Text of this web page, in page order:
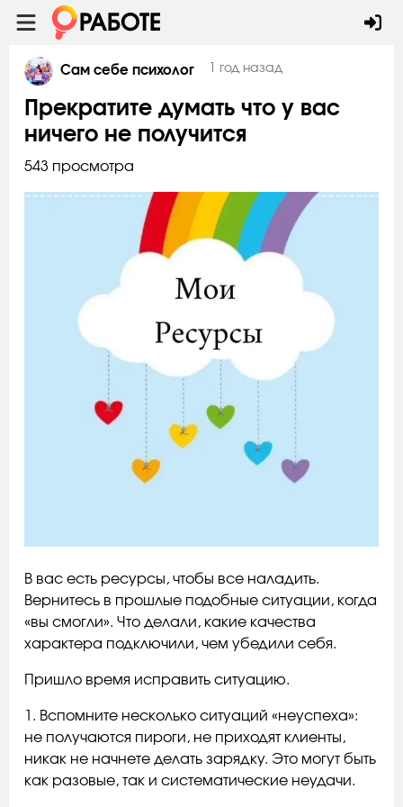
Сам себе психолог 1 год назад
Прекратите думать что у вас
ничего не получится
543 просмотра
В вас есть ресурсы, чтобы все наладить.
Вернитесь в прошлые подобные ситуации, когда
«вы смогли». Что делали, какие качества
характера подключили, чем убедили себя.
Пришло время исправить ситуацию.
1. Вспомните несколько ситуаций «неуспеха»:
не получаются пироги, не приходят клиенты,
никак не начнете делать зарядку. Это могут быть
как разовые, так и систематические неудачи.